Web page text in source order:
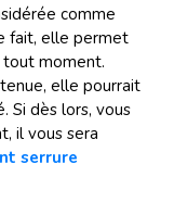
comme
fait, elle permet
tout moment.
elle pourrait
Si dès lors, vous
il vous sera
serrure